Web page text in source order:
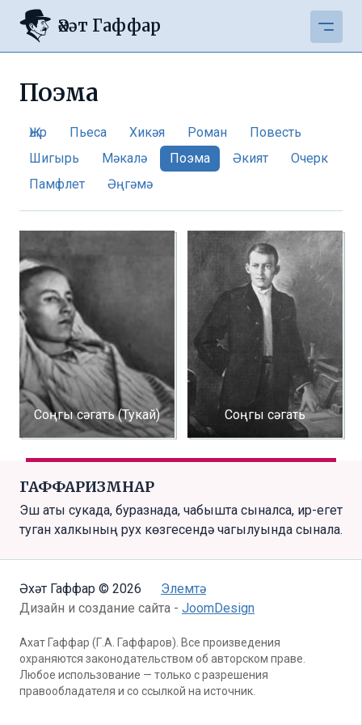
Әхәт Гаффар
Поэма
Җыр Пьеса Хикәя Роман
Повесть
Шигырь
Мәкалә Поэма Әкият
Очерк
Памфлет
Әңгәмә
Соңгы сәгать (Тукай) Соңгы сәгать
ГАФФАРИЗМНАР
Эш аты сукада, буразнада, чабышта сыналса, ир-егет
туган халкының рух көзгесендә чагылуында сынала.
Әхәт Гаффар © 2026
Элемтә
Дизайн и создание сайта - JoomDesign
Ахат Гаффар (Г.А. Гаффаров). Все произведения
охраняются законодательством об авторском праве.
Любое использование — только с разрешения
правообладателя и со ссылкой на источник.